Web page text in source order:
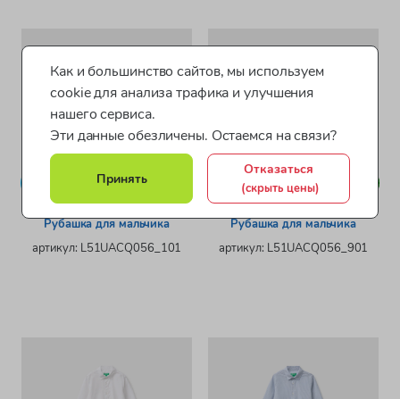
Рубашка для мальчика
артикул: L51UACQ056_101
Рубашка для мальчика
артикул: L51UACQ056_901
Как и большинство сайтов, мы используем
cookie для анализа трафика и улучшения
нашего сервиса.
Эти данные обезличены. Остаемся на связи?
Принять
Отказаться
(скрыть цены)